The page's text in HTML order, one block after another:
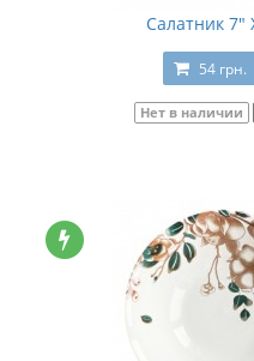
Салатник 7"
54 грн.
Нет в наличии